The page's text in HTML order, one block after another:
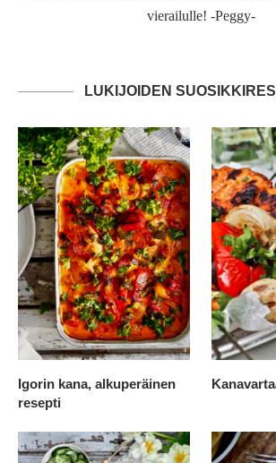
vierailulle! -Peggy-
LUKIJOIDEN
Igorin kana, alkuperäinen
resepti